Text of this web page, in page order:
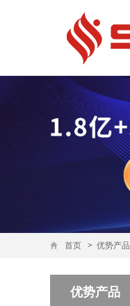
首页 > 优势产品
优势产品